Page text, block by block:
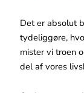
Det er absolut
tydeliggøre,
mister vi troen
del af vores